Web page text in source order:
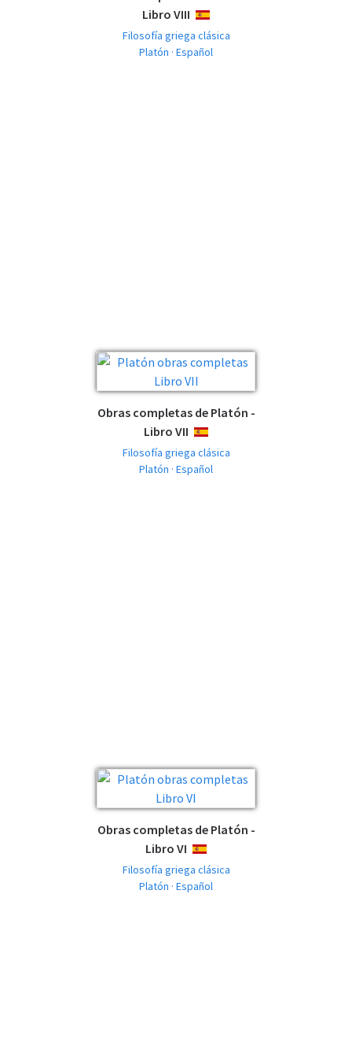
Libro VIII
ESPAÑOL
Filosofía griega clásica
Platón · Español
Obras completas de Platón -
Libro VII
ESPAÑOL
Filosofía griega clásica
Platón · Español
Obras completas de Platón -
Libro VI
ESPAÑOL
Filosofía griega clásica
Platón · Español